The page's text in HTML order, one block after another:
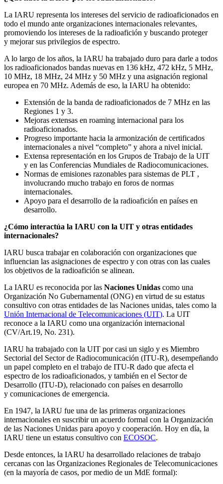
La IARU representa los intereses del servicio de radioaficionados en
todo el mundo ante organizaciones internacionales relevantes,
promoviendo los intereses de la radioafición y buscando proteger
y mejorar sus privilegios de espectro.
A lo largo de los años, la IARU ha trabajado duro para darle a todos
los radioaficionados bandas nuevas en 136 kHz, 472 kHz, 5 MHz,
10 MHz, 18 MHz, 24 MHz y 50 MHz y una asignación regional
europea en 70 MHz. Además de eso, la IARU ha obtenido:
Extensión de la banda de radioaficionados de 7 MHz en las
Regiones 1 y 3.
Mejoras extensas en roaming internacional para los
radioaficionados.
Progreso importante hacia la armonización de certificados
internacionales a nivel “completo” y ahora a nivel inicial.
Extensa representación en los Grupos de Trabajo de la UIT
y en las Conferencias Mundiales de Radiocomunicaciones.
Normas de emisiones razonables para sistemas de PLT ,
involucrando mucho trabajo en foros de normas
internacionales.
Apoyo para el desarrollo de la radioafición en países en
desarrollo.
¿Cómo interactúa la IARU con la UIT y otras entidades
internacionales?
IARU busca trabajar en colaboración con organizaciones que
influencian las asignaciones de espectro y con otras con las cuales
los objetivos de la radioafición se alinean.
La IARU es reconocida por las Naciones Unidas como una
Organización No Gubernamental (ONG) en virtud de su estatus
consultivo con otras entidades de las Naciones unidas, tales como la
Unión Internacional de Telecomunicaciones (UIT). La UIT
reconoce a la IARU como una organización internacional
(CV/Art.19, No. 231).
IARU ha trabajado con la UIT por casi un siglo y es Miembro
Sectorial del Sector de Radiocomunicación (ITU‑R), desempeñando
un papel completo en el trabajo de ITU‑R dado que afecta el
espectro de los radioaficionados, y también en el Sector de
Desarrollo (ITU‑D), relacionado con países en desarrollo
y comunicaciones de emergencia.
En 1947, la IARU fue una de las primeras organizaciones
internacionales en suscribir un acuerdo formal con la Organización
de las Naciones Unidas para apoyo y cooperación. Hoy en día, la
IARU tiene un estatus consultivo con ECOSOC.
Desde entonces, la IARU ha desarrollado relaciones de trabajo
cercanas con las Organizaciones Regionales de Telecomunicaciones
(en la mayoría de casos, por medio de un MdE formal):